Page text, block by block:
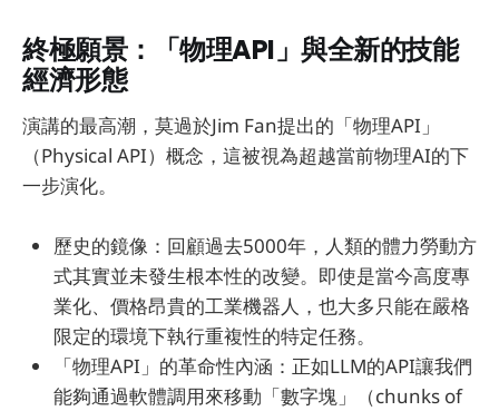
終極願景：「物理API」與全新的技能
經濟形態
演講的最高潮，莫過於Jim Fan提出的「物理API」
（Physical API）概念，這被視為超越當前物理AI的下
一步演化。
歷史的鏡像：回顧過去5000年，人類的體力勞動方
式其實並未發生根本性的改變。即使是當今高度專
業化、價格昂貴的工業機器人，也大多只能在嚴格
限定的環境下執行重複性的特定任務。
「物理API」的革命性內涵：正如LLM的API讓我們
能夠通過軟體調用來移動「數字塊」（chunks of